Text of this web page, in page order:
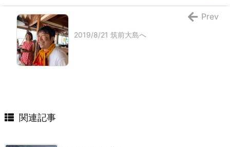
2019/8/21 筑前大島へ
Prev
関連記事